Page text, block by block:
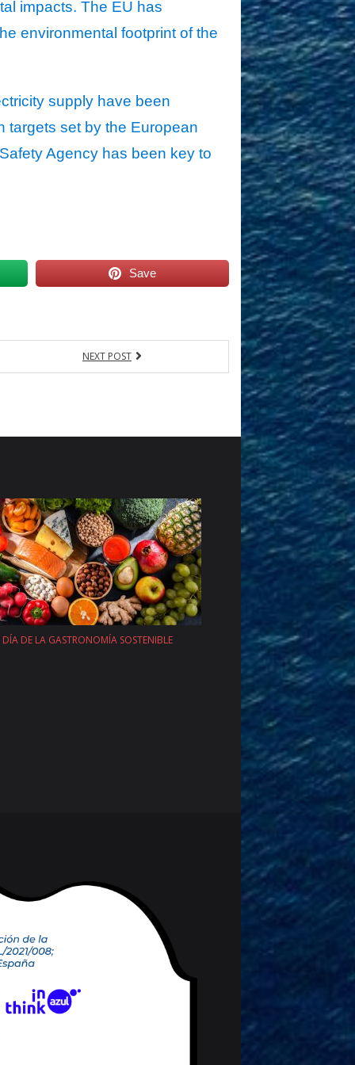
impacts. The EU has
environmental footprint of the
supply have been
targets set by the European
Agency has been key to
Save
NEXT POST
DÍA DE LA GASTRONOMÍA SOSTENIBLE